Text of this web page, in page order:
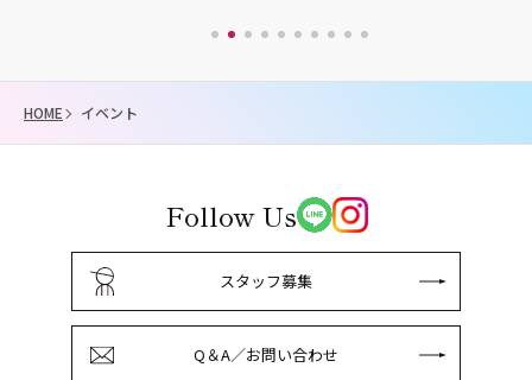
HOME イベント
Follow Us
スタッフ募集
Q＆A／お問い合わせ